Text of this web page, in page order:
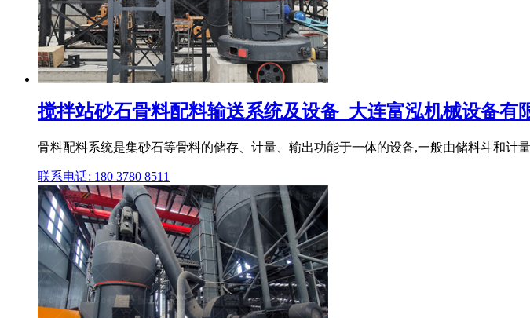
搅拌站砂石骨料配料输送系统及设备_大连富泓机械设备有
骨料配料系统是集砂石等骨料的储存、计量、输出功能于一体的设备,一般由储料斗和计
联系电话: 180 3780 8511